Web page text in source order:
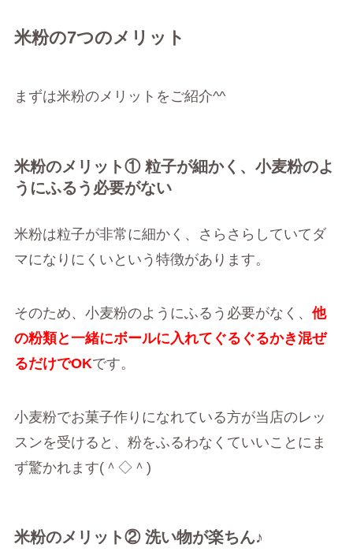
米粉の7つのメリット
まずは米粉のメリットをご紹介^^
米粉のメリット① 粒子が細かく、小麦粉のよ
うにふるう必要がない
米粉は粒子が非常に細かく、さらさらしていてダ
マになりにくいという特徴があります。
そのため、小麦粉のようにふるう必要がなく、 他
の粉類と一緒にボールに入れてぐるぐるかき混ぜ
るだけでOKです。
小麦粉でお菓子作りになれている方が当店のレッ
スンを受けると、粉をふるわなくていいことにま
ず驚かれます(＾◇＾)
米粉のメリット② 洗い物が楽ちん♪